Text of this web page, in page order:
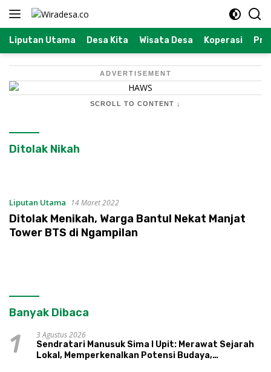
Langsung
Liputan Utama Desa Kita Wisata Desa Koperasi
ADVERTISEMENT
SCROLL TO CONTENT ↓
Ditolak Nikah
Liputan Utama 14 Maret 2022
Ditolak Menikah, Warga Bantul Nekat Manjat
Tower BTS di Ngampilan
Banyak Dibaca
1
3 Agustus 2026
Sendratari Manusuk Sima I Upit: Merawat Sejarah
Lokal, Memperkenalkan Potensi Budaya,